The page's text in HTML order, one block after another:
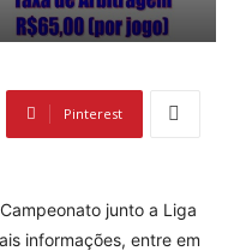
Pinterest
junto a Liga
informações, entre em